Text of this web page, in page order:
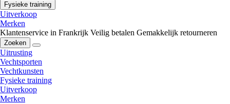
Fysieke training
Uitverkoop
Merken
Klantenservice in Frankrijk Veilig betalen Gemakkelijk retourneren
Zoeken
Uitrusting
Vechtsporten
Vechtkunsten
Fysieke training
Uitverkoop
Merken